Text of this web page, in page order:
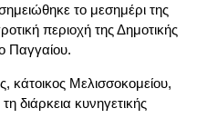
το μεσημέρι της
περιοχή της Δημοτικής
Παγγαίου.
Μελισσοκομείου,
διάρκεια κυνηγετικής